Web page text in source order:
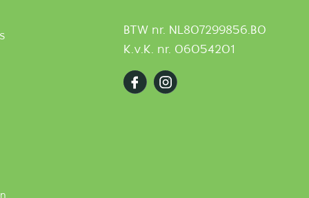
BTW nr. NL807299856.B0
K.v.K. nr. 06054201